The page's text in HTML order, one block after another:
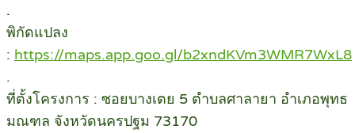
.
พิกัดแปลง
: https://maps.app.goo.gl/b2xndKVm3WMR7WxL8
.
ที่ตั้งโครงการ : ซอยบางเตย 5 ตำบลศาลายา อำเภอพุทธ
มณฑล จังหวัดนครปฐม 73170